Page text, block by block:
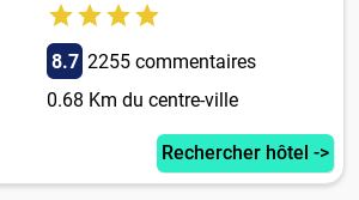
8.7 2255 commentaires
0.68 Km du centre-ville
Rechercher hôtel ->